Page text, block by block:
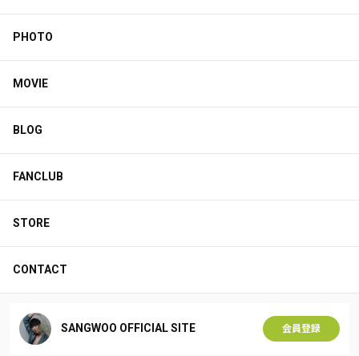
PHOTO
MOVIE
BLOG
FANCLUB
STORE
CONTACT
SANGWOO OFFICIAL SITE 会員登録